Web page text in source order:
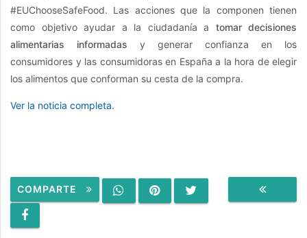
#EUChooseSafeFood. Las acciones que la componen tienen
como objetivo ayudar a la ciudadanía a tomar decisiones
alimentarias informadas y generar confianza en los
consumidores y las consumidoras en España a la hora de elegir
los alimentos que conforman su cesta de la compra.
Ver la noticia completa.
COMPARTE